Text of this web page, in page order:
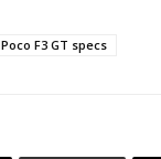
Poco F3 GT specs